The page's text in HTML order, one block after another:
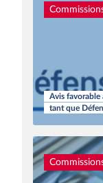
Avis
tant que